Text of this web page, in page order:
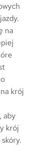
na
krój
aby
krój